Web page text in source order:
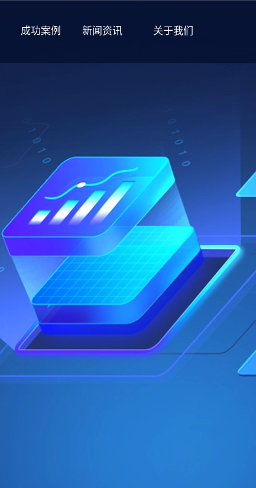
成功案例 新闻资讯 关于我们
开放职位